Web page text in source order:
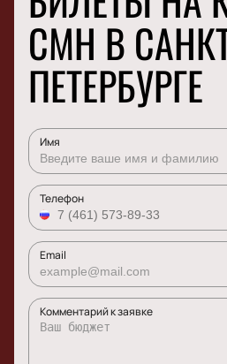
CMH В
ПЕТЕРБУРГЕ
Имя
Телефон
Email
Комментарий к заявке